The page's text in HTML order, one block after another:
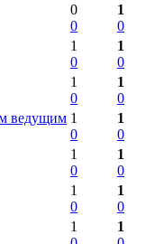
0
0
1
0
1
0
1
0
1
0
1
0
ведущим 1
0
1
0
1
0
1
0
1
0
1
0
1
1